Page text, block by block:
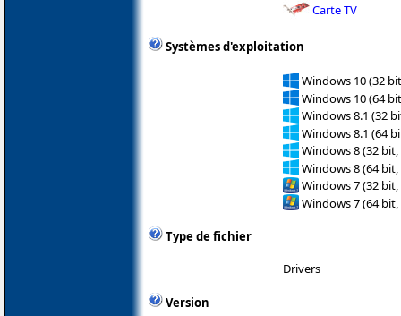
Carte TV
Systèmes d'exploitation
Windows 10 (32
Windows 10 (64
Windows 8.1 (32
Windows 8.1 (64
Windows 8 (32 bit,
Windows 8 (64 bit,
Windows 7 (32 bit,
Windows 7 (64 bit,
Type de fichier
Drivers
Version